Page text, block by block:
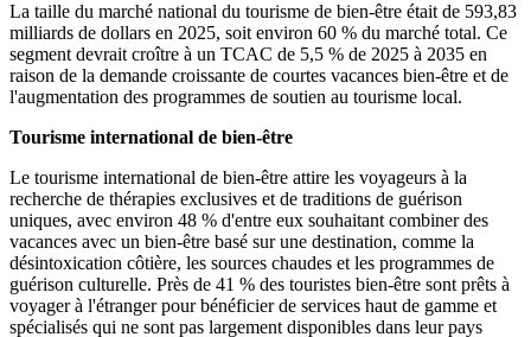
La taille du marché national du tourisme de bien-être était de 593,83
milliards de dollars en 2025, soit environ 60 % du marché total. Ce
segment devrait croître à un TCAC de 5,5 % de 2025 à 2035 en
raison de la demande croissante de courtes vacances bien-être et de
l'augmentation des programmes de soutien au tourisme local.
Tourisme international de bien-être
Le tourisme international de bien-être attire les voyageurs à la
recherche de thérapies exclusives et de traditions de guérison
uniques, avec environ 48 % d'entre eux souhaitant combiner des
vacances avec un bien-être basé sur une destination, comme la
désintoxication côtière, les sources chaudes et les programmes de
guérison culturelle. Près de 41 % des touristes bien-être sont prêts à
voyager à l'étranger pour bénéficier de services haut de gamme et
spécialisés qui ne sont pas largement disponibles dans leur pays